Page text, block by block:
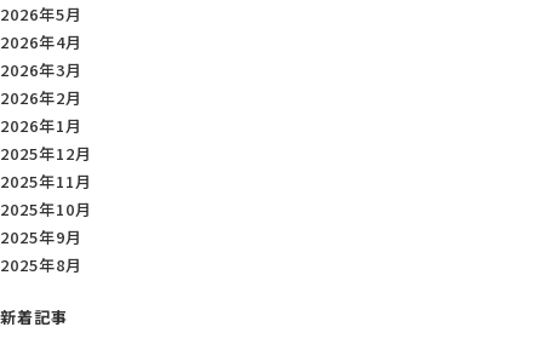
2026年5月
2026年4月
2026年3月
2026年2月
2026年1月
2025年12月
2025年11月
2025年10月
2025年9月
2025年8月
新着記事